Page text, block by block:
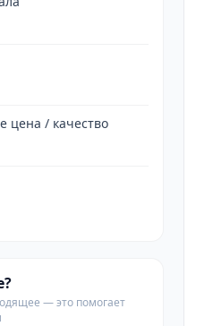
цена / качество
— это помогает